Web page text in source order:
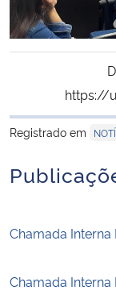
https://
Registrado em
Chamada
Chamada